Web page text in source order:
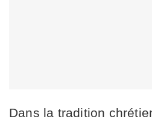
Dans la tradition